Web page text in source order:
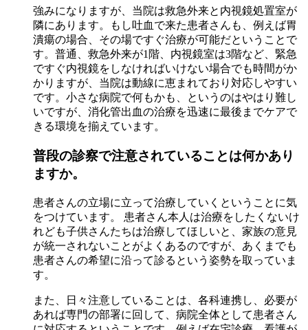
強みになりますが、当院は救急外来と内視鏡処置室が
隣にあります。もし吐血で来た患者さんも、例えば胃
潰瘍の場合、その場ですぐ治療が可能だということで
す。普通、救急外来が1階、内視鏡室は3階など、緊急
ですぐ内視鏡をしなければいけない場合でも時間がか
かりますが、当院は動線に恵まれており対応しやすい
です。小さな病院で何もかも、というのはやはり難し
いですが、消化管出血の治療を迅速に最後までケアで
きる環境を揃えています。
普段の診察で注意されていることは何かあり
ますか。
患者さんの立場に立って治療していくということに気
をつけています。 患者さん本人は治療をしたくないけ
れども子供さんたちは治療してほしいと、家族の意見
が統一されないことがよくあるのですが、あくまでも
患者さんの希望に沿って診るという姿勢を取っていま
す。
また、日々注意していることは、各科連携し、必要が
あれば専門の部署に回して、病院全体として患者さん